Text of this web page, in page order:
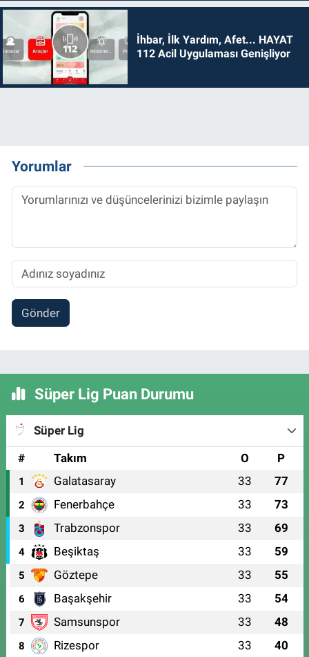
İhbar, İlk Yardım, Afet... HAYAT
112 Acil Uygulaması Genişliyor
Yorumlar
Gönder
Süper Lig Puan Durumu
Süper Lig
#
Takım O P
1 Galatasaray 33 77
2 Fenerbahçe 33 73
3 Trabzonspor 33 69
4 Beşiktaş 33 59
5 Göztepe 33 55
6 Başakşehir 33 54
7 Samsunspor 33 48
8 Rizespor 33 40